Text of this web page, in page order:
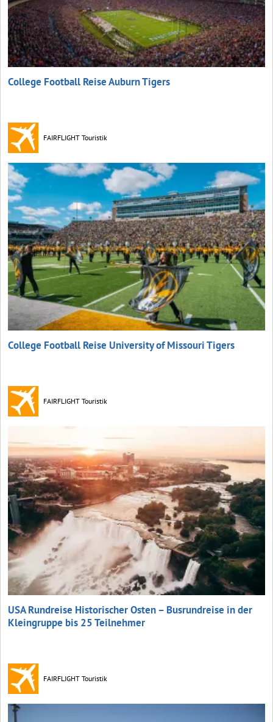
College Football Reise Auburn Tigers
FAIRFLIGHT Touristik
College Football Reise University of Missouri Tigers
FAIRFLIGHT Touristik
USA Rundreise Historischer Osten – Busrundreise in der
Kleingruppe bis 25 Teilnehmer
FAIRFLIGHT Touristik